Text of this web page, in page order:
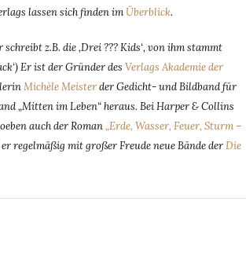
lassen sich finden imÜberblick.
z.B. die ‚Drei ??? Kids‘, von ihm stammt
Er ist der Gründer des Verlags Akademie der
Michèle Meisterder Gedicht- und Bildband für
„Mitten im Leben“ heraus. Bei Harper & Collins
auch der Roman„Erde, Wasser, Feuer, Sturm –
regelmäßig mit großer Freude neue Bände derDie